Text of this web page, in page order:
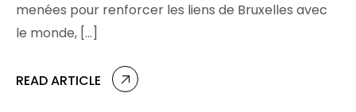
menées pour renforcer les liens de Bruxelles avec
le monde, […]
READ ARTICLE